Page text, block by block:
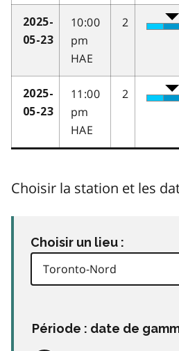
2025-
05-23
10:00
pm
HAE
2
2025-
05-23
11:00
pm
HAE
2
Choisir la station et les
Choisir un lieu :
Période : date de